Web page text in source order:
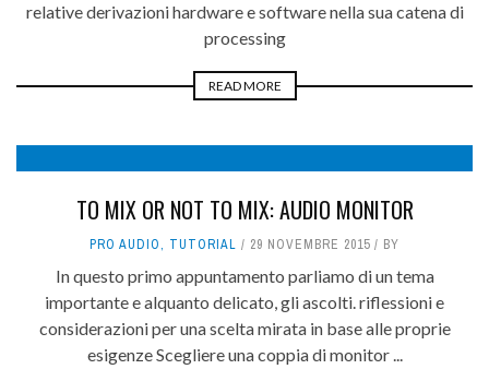
relative derivazioni hardware e software nella sua catena di
processing
READ MORE
TO MIX OR NOT TO MIX: AUDIO MONITOR
PRO AUDIO, TUTORIAL 29 NOVEMBRE 2015 BY
In questo primo appuntamento parliamo di un tema
importante e alquanto delicato, gli ascolti. riflessioni e
considerazioni per una scelta mirata in base alle proprie
esigenze Scegliere una coppia di monitor ...